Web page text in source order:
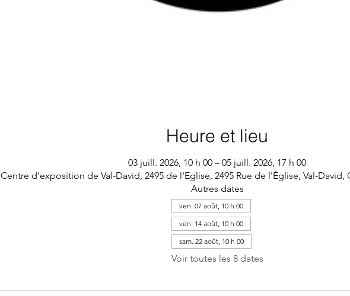
Heure et lieu
03 juill. 2026, 10 h 00 – 05 juill. 2026, 17 h 00
Centre d'exposition de Val-David, 2495 de l'Eglise, 2495 Rue de l'Église, Val-David,
Autres dates
ven. 07 août, 10 h 00
ven. 14 août, 10 h 00
sam. 22 août, 10 h 00
Voir toutes les 8 dates